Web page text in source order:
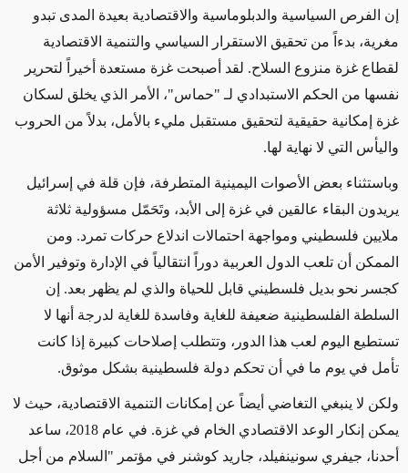
إن الفرص السياسية والدبلوماسية والاقتصادية بعيدة المدى تبدو
مغرية، بدءاً من تحقيق الاستقرار السياسي والتنمية الاقتصادية
لقطاع غزة منزوع السلاح. لقد أصبحت غزة مستعدة أخيراً لتحرير
نفسها من الحكم الاستبدادي لـ "حماس"، الأمر الذي يخلق لسكان
غزة إمكانية حقيقية لتحقيق مستقبل مليء بالأمل، بدلاً من الحروب
واليأس التي لا نهاية لها.
وباستثناء بعض الأصوات اليمينية المتطرفة، فإن قلة في إسرائيل
يريدون البقاء عالقين في غزة إلى الأبد، وتَحَمّل مسؤولية ثلاثة
ملايين فلسطيني ومواجهة احتمالات اندلاع حركات تمرد. ومن
الممكن أن تلعب الدول العربية دوراً انتقالياً في الإدارة وتوفير الأمن
كجسر نحو بديل فلسطيني قابل للحياة والذي لم يظهر بعد. إن
السلطة الفلسطينية ضعيفة للغاية وفاسدة للغاية لدرجة أنها لا
تستطيع اليوم لعب هذا الدور، وتتطلب إصلاحات كبيرة إذا كانت
تأمل في يوم ما في أن تحكم دولة فلسطينية بشكل موثوق.
ولكن لا ينبغي التغاضي أيضاً عن إمكانات التنمية الاقتصادية، حيث لا
يمكن إنكار الوعد
الاقتصادي الخام في غزة. في عام 2018، ساعد
أحدنا، جيفري سونينفيلد، جاريد كوشنر في مؤتمر "السلام من أجل